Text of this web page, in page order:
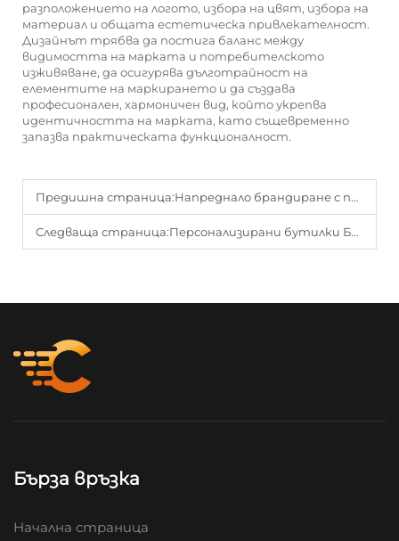
разположението на логото, избора на цвят, избора на
материал и общата естетическа привлекателност.
Дизайнът трябва да постига баланс между
видимостта на марката и потребителското
изживяване, да осигурява дълготрайност на
елементите на маркирането и да създава
професионален, хармоничен вид, който укрепва
идентичността на марката, като същевременно
запазва практическата функционалност.
Предишна страница:Напреднало брандиране с персонализирани махалести бурканчета с лого, поръчвани на група
Следваща страница:Персонализирани бутилки Бостън: Съвети за дизайн на опаковки с търговска марка
Бърза връзка
Начална страница